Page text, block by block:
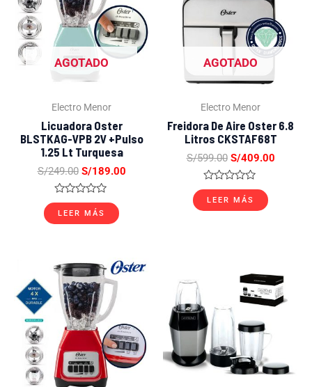
AGOTADO
Electro Menor
Licuadora Oster
BLSTKAG-VPB 2V +Pulso
1.25 Lt Turquesa
S/249.00
S/249.00.
S/189.00
S/189.00.
Valorado
con
0
LEER MÁS
AGOTADO
Electro Menor
Freidora De Aire Oster 6.8
Litros CKSTAF68T
S/599.00
S/599.00.
S/409.00
S/
Valorado
con
0
LEER MÁS
El
precio
original
era:
S/249.00.
El
precio
S/179.00.
precio
original
era:
S/299.00.
precio
actual
es: